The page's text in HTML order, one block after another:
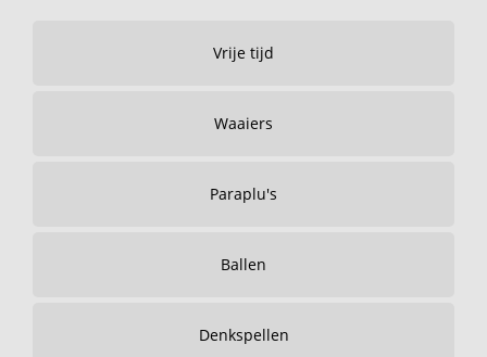
Vrije tijd
Waaiers
Paraplu's
Ballen
Denkspellen